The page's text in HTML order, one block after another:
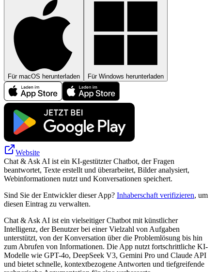
Für macOS herunterladen Für Windows herunterladen
Website
Chat & Ask AI ist ein KI-gestützter Chatbot, der Fragen
beantwortet, Texte erstellt und überarbeitet, Bilder analysiert,
Webinformationen nutzt und Konversationen speichert.
Sind Sie der Entwickler dieser App? Inhaberschaft verifizieren, um
diesen Eintrag zu verwalten.
Chat & Ask AI ist ein vielseitiger Chatbot mit künstlicher
Intelligenz, der Benutzer bei einer Vielzahl von Aufgaben
unterstützt, von der Konversation über die Problemlösung bis hin
zum Abrufen von Informationen. Die App nutzt fortschrittliche KI-
Modelle wie GPT-4o, DeepSeek V3, Gemini Pro und Claude API
und bietet schnelle, kontextbezogene Antworten und tiefgreifende